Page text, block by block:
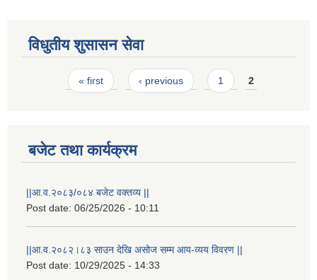
विधुतीय शुसासन सेवा
Pages« first ‹ previous 1 2
बजेट तथा कार्यक्रम
||आ.व.२०८३/०८४ बजेट वक्तव्य ||
Post date: 06/25/2026 - 10:11
||आ.व.२०८२।८३ साउन देखि असोज सम्म आय-व्यय विवरण ||
Post date: 10/29/2025 - 14:33